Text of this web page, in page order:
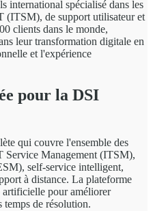
international spécialisé dans les
(ITSM), de support utilisateur et
clients dans le monde,
leur transformation digitale en
et l'expérience
pour la DSI
qui couvre l'ensemble des
Service Management (ITSM),
self-service intelligent,
à distance. La plateforme
artificielle pour améliorer
de résolution.